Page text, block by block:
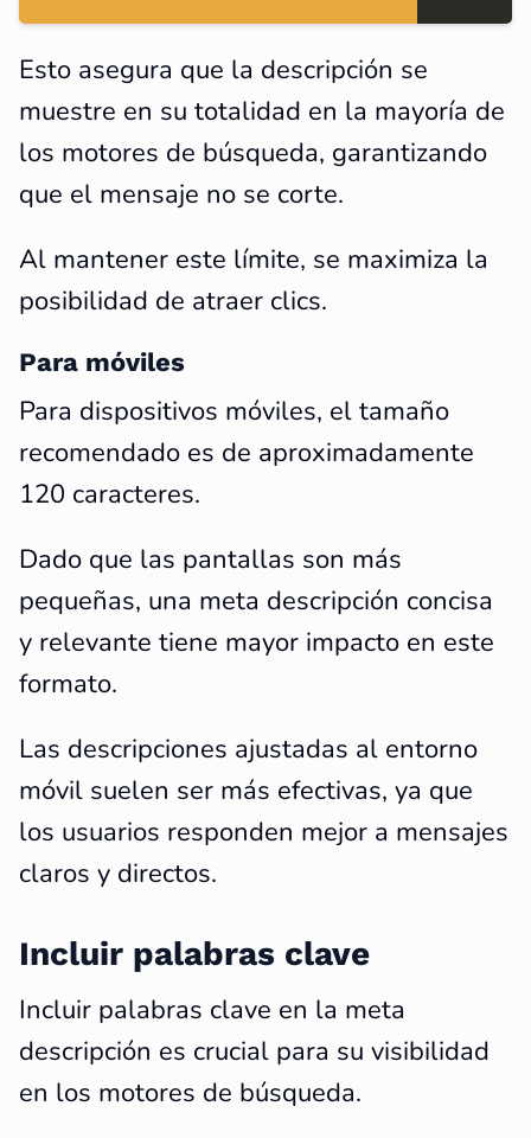
Esto asegura que la descripción se
muestre en su totalidad en la mayoría de
los motores de búsqueda, garantizando
que el mensaje no se corte.
Al mantener este límite, se maximiza la
posibilidad de atraer clics.
Para móviles
Para dispositivos móviles, el tamaño
recomendado es de aproximadamente
120 caracteres.
Dado que las pantallas son más
pequeñas, una meta descripción concisa
y relevante tiene mayor impacto en este
formato.
Las descripciones ajustadas al entorno
móvil suelen ser más efectivas, ya que
los usuarios responden mejor a mensajes
claros y directos.
Incluir palabras clave
Incluir palabras clave en la meta
descripción es crucial para su visibilidad
en los motores de búsqueda.